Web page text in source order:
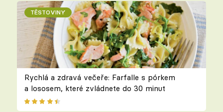
TĚSTOVINY
Rychlá a zdravá večeře: Farfalle s pórkem
a lososem, které zvládnete do 30 minut